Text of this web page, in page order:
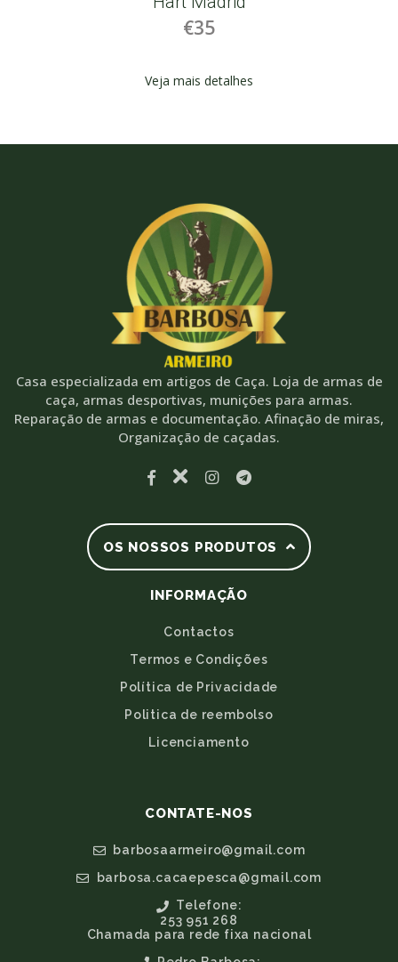
€35
Veja mais detalhes
Casa especializada em artigos de Caça. Loja de armas de
caça, armas desportivas, munições para armas.
Reparação de armas e documentação. Afinação de miras,
Organização de caçadas.
OS NOSSOS PRODUTOS
INFORMAÇÃO
Contactos
Termos e Condições
Política de Privacidade
Politica de reembolso
Licenciamento
CONTATE-NOS
barbosaarmeiro@gmail.com
barbosa.cacaepesca@gmail.com
Telefone:
253 951 268
Chamada para rede fixa nacional